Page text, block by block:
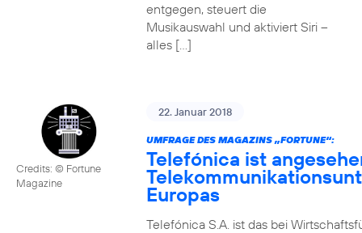
entgegen, steuert die
Musikauswahl und aktiviert Siri –
alles […]
Credits: © Fortune
Magazine
22. Januar 2018
UMFRAGE DES MAGAZINS „FORTUNE“:
Telefónica ist
Europas
Telefónica S.A. ist das bei